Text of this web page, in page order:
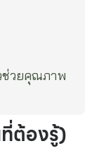
ช่วยคุณภาพ
ต้องรู้)